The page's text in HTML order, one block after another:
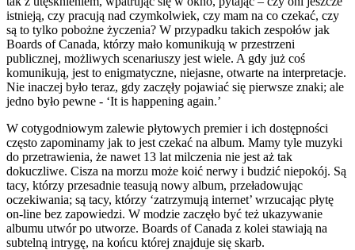
istnieją, czy pracują nad czymkolwiek, czy mam na co czekać, czy
są to tylko pobożne życzenia? W przypadku takich zespołów jak
Boards of Canada, którzy mało komunikują w przestrzeni
publicznej, możliwych scenariuszy jest wiele. A gdy już coś
komunikują, jest to enigmatyczne, niejasne, otwarte na interpretacje.
Nie inaczej było teraz, gdy zaczęły pojawiać się pierwsze znaki; ale
jedno było pewne - ‘It is happening again.’
W cotygodniowym zalewie płytowych premier i ich dostępności
często zapominamy jak to jest czekać na album. Mamy tyle muzyki
do przetrawienia, że nawet 13 lat milczenia nie jest aż tak
dokuczliwe. Cisza na morzu może koić nerwy i budzić niepokój. Są
tacy, którzy przesadnie teasują nowy album, przeładowując
oczekiwania; są tacy, którzy ‘zatrzymują internet’ wrzucając płytę
on-line bez zapowiedzi. W modzie zaczęło być też ukazywanie
albumu utwór po utworze. Boards of Canada z kolei stawiają na
subtelną intrygę, na końcu której znajduje się skarb.